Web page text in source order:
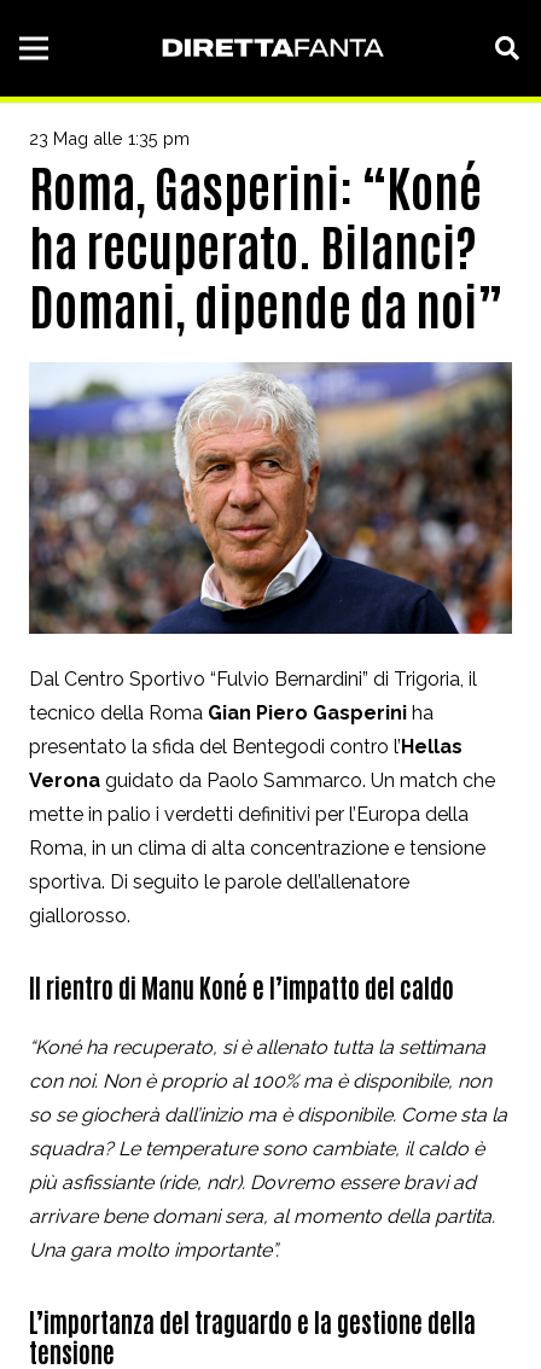
23 Mag alle 1:35 pm
Roma, Gasperini: “Koné
ha recuperato. Bilanci?
Domani, dipende da noi”
Dal Centro Sportivo “Fulvio Bernardini” di Trigoria, il
tecnico della Roma Gian Piero Gasperini ha
presentato la sfida del Bentegodi contro l’Hellas
Verona guidato da Paolo Sammarco. Un match che
mette in palio i verdetti definitivi per l’Europa della
Roma, in un clima di alta concentrazione e tensione
sportiva. Di seguito le parole dell’allenatore
giallorosso.
Il rientro di Manu Koné e l’impatto del caldo
“Koné ha recuperato, si è allenato tutta la settimana
con noi. Non è proprio al 100% ma è disponibile, non
so se giocherà dall’inizio ma è disponibile. Come sta la
squadra? Le temperature sono cambiate, il caldo è
più asfissiante (ride, ndr). Dovremo essere bravi ad
arrivare bene domani sera, al momento della partita.
Una gara molto importante”.
L’importanza del traguardo e la gestione della
tensione